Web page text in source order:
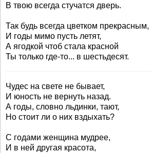
В твою всегда стучатся дверь.
Так будь всегда цветком прекрасным,
И годы мимо пусть летят,
А ягодкой чтоб стала красной
Ты только где-то... в шестьдесят.
Чудес на свете не бывает,
И юность не вернуть назад.
А годы, словно льдинки, тают,
Но стоит ли о них вздыхать?
С годами женщина мудрее,
И в ней другая красота,